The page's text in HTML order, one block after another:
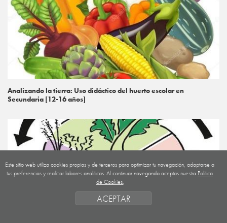
Este sitio web utiliza cookies propias y de terceros para optimizar tu navegación, adaptarse a
tus preferencias y realizar labores analíticas. Al continuar navegando aceptas nuestra Política
de Cookies.
ACEPTAR
Analizando la tierra: Uso didáctico del huerto escolar en
Secundaria [12-16 años]